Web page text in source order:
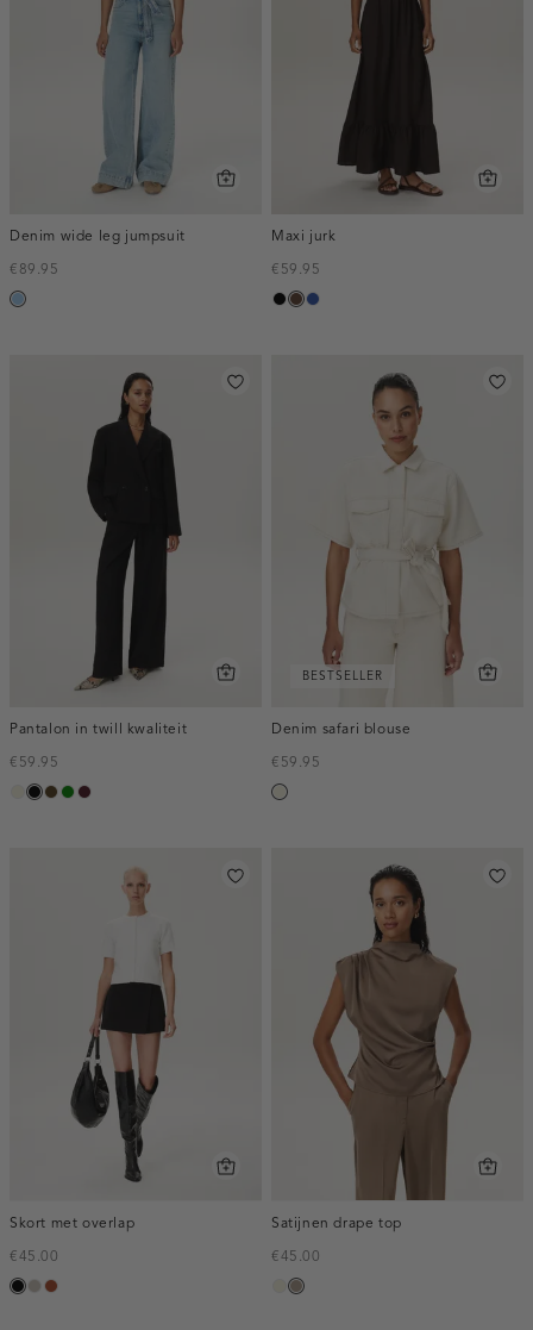
Denim wide leg jumpsuit
€89.95
blauw,
Maxi jurk
€59.95
zwart
donkerbruin
kobaltblauw
Pantalon in twill kwaliteit
€59.95
ecru
zwart
toffee
groenpruim,
BESTSELLER
Denim safari blouse
€59.95
ecru
Skort met overlap
€45.00
zwart
taupe,
bruin
Satijnen drape top
€45.00
ecru
taupe,